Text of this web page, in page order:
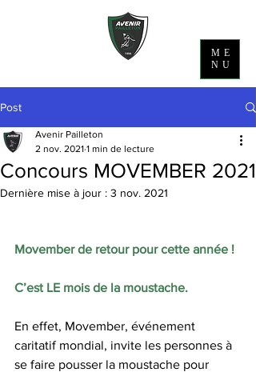
ME
NU
Post
Concours MOVEMBER 2021
Avenir Pailleton
2 nov. 2021 1 min de lecture
Dernière mise à jour : 3 nov. 2021
Movember de retour pour cette année !
C’est LE mois de la moustache.
En effet, Movember, événement
caritatif mondial, invite les personnes à
se faire pousser la moustache pour